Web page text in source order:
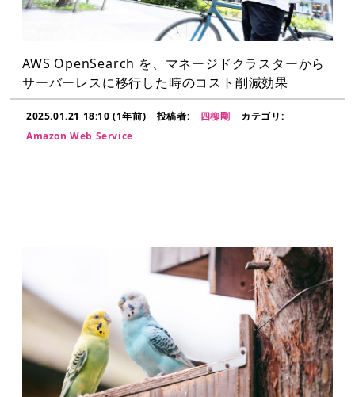
AWS OpenSearch を、マネージドクラスターから
サーバーレスに移行した時のコスト削減効果
2025.01.21 18:10 (1年前) 投稿者: 四柳剛
カテゴリ:
Amazon Web Service